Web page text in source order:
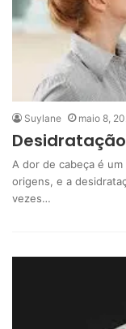
Suylane maio 8,
A dor de cabeça é
origens, e a
vezes…